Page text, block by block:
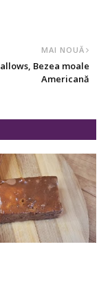
MAI NOUĂ
Bezea moale
Americană